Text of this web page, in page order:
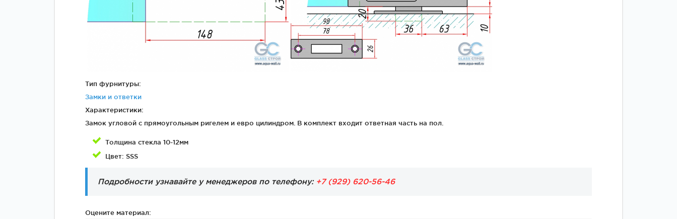
Тип фурнитуры:
Замки и ответки
Характеристики:
Замок угловой с прямоугольным ригелем и евро цилиндром. В комплект входит ответная часть на пол.
Толщина стекла 10-12мм
Цвет: SSS
Подробности узнавайте у менеджеров по телефону: +7 (929) 620-56-46
Оцените материал: